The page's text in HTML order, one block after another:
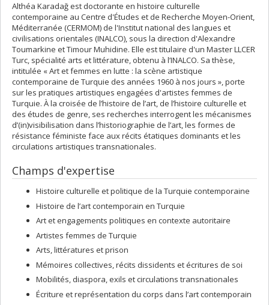
Althéa Karadağ est doctorante en histoire culturelle
contemporaine au Centre d'Études et de Recherche Moyen-Orient,
Méditerranée (CERMOM) de l'Institut national des langues et
civilisations orientales (INALCO), sous la direction d'Alexandre
Toumarkine et Timour Muhidine. Elle est titulaire d'un Master LLCER
Turc, spécialité arts et littérature, obtenu à l’INALCO. Sa thèse,
intitulée « Art et femmes en lutte : la scène artistique
contemporaine de Turquie des années 1960 à nos jours », porte
sur les pratiques artistiques engagées d'artistes femmes de
Turquie. À la croisée de l’histoire de l’art, de l’histoire culturelle et
des études de genre, ses recherches interrogent les mécanismes
d’(in)visibilisation dans l’historiographie de l’art, les formes de
résistance féministe face aux récits étatiques dominants et les
circulations artistiques transnationales.
Champs d'expertise
Histoire culturelle et politique de la Turquie contemporaine
Histoire de l’art contemporain en Turquie
Art et engagements politiques en contexte autoritaire
Artistes femmes de Turquie
Arts, littératures et prison
Mémoires collectives, récits dissidents et écritures de soi
Mobilités, diaspora, exils et circulations transnationales
Écriture et représentation du corps dans l’art contemporain